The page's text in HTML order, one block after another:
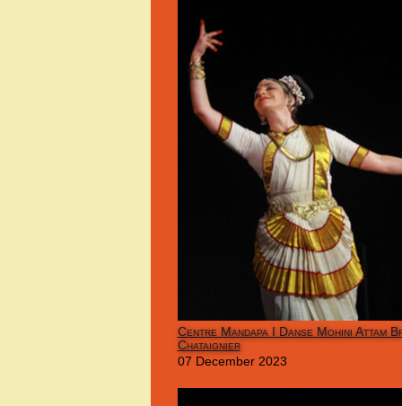
Centre Mandapa I Danse Mohini Attam
Chataignier
07 December 2023